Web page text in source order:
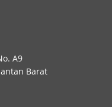
A9
Barat